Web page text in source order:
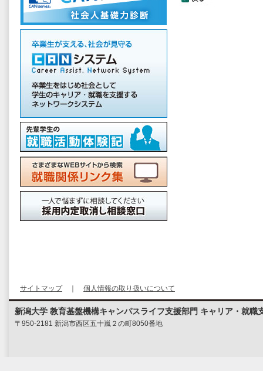
サイトマップ｜ 個人情報の取り扱いについて
新潟大学 教育基盤機構キャンパスライフ支援部門 キャリア・就職
〒950-2181 新潟市西区五十嵐２の町8050番地